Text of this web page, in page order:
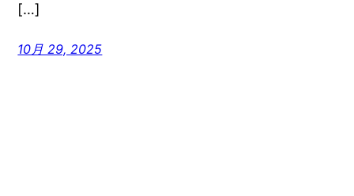
[…]
10月 29, 2025